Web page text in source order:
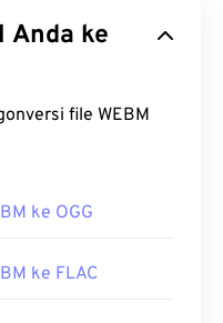
file WEBM
ke OGG
ke FLAC